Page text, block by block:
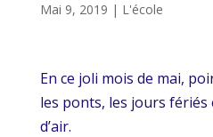
Mai 9, 2019 | L'école
En ce joli mois de mai,
les ponts, les jours fériés
d’air.